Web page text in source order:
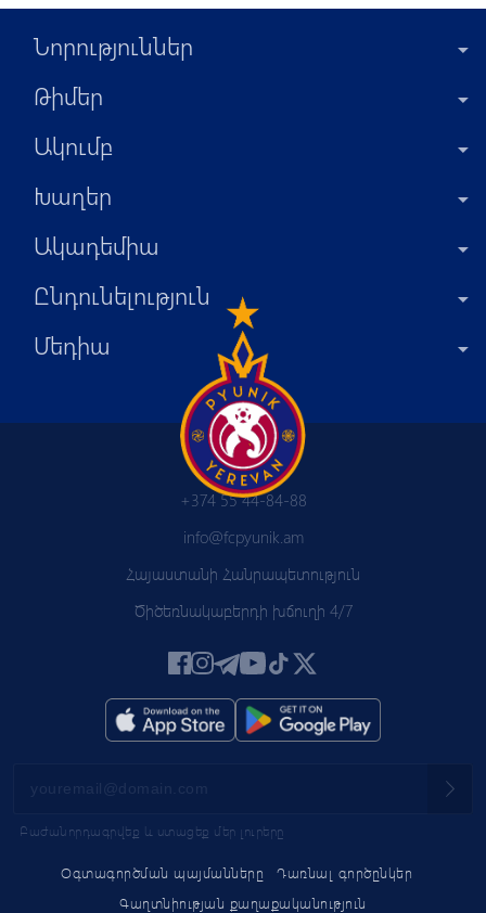
Նորություններ
Թիմեր
Ակումբ
Խաղեր
Ակադեմիա
Ընդունելություն
Մեդիա
Օգտագործման պայմանները
Դառնալ գործընկեր
Գաղտնիության քաղաքականություն
+374 55 44-84-88
info@fcpyunik.am
Հայաստանի Հանրապետություն
Ծիծեռնակաբերդի խճուղի 4/7
Բաժանորդագրվեք և ստացեք մեր լուրերը